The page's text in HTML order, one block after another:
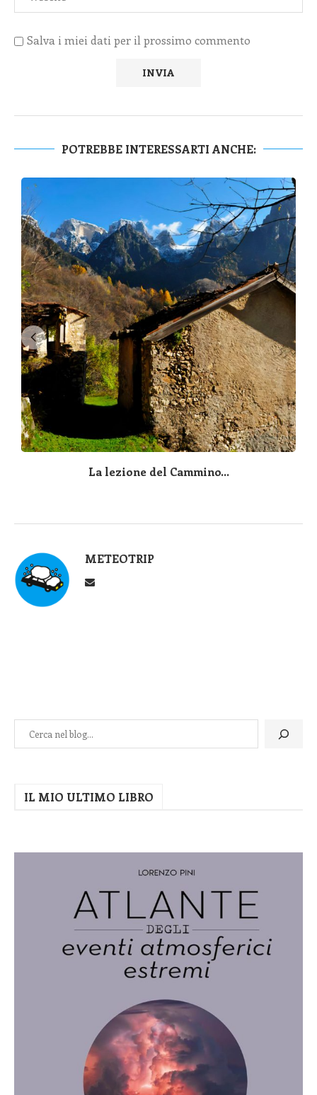
Salva i miei dati per il prossimo commento
POTREBBE INTERESSARTI ANCHE:
La lezione del Cammino...
METEOTRIP
IL MIO ULTIMO LIBRO